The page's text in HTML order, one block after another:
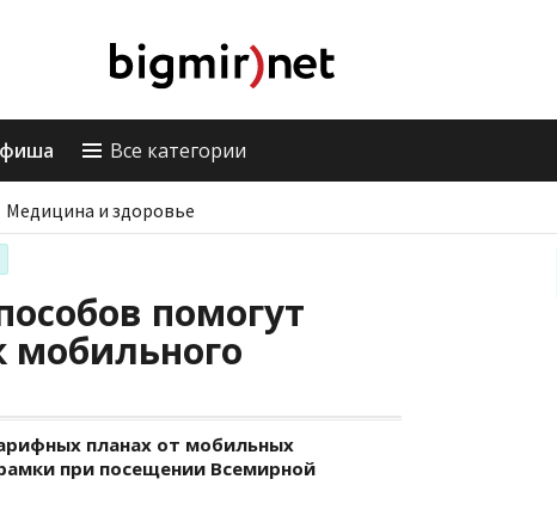
Все категории
Медицина и здоровье
помогут
мобильного
планах от мобильных
при посещении Всемирной